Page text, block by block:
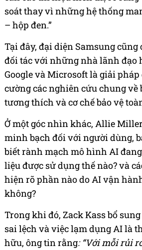
soát thay vì những hệ thống
– hộp đen.”
Tại đây, đại diện Samsung cũng
đối tác với những nhà lãnh đạo
Google và Microsoft là giải
cường các nghiên cứu chung về
tương thích và cơ chế bảo vệ
Ở một góc nhìn khác, Allie
minh bạch đối với người dùng,
biết rành mạch mô hình AI
liệu được sử dụng thế nào? và
hiện rõ phần nào do AI vận
không?
Trong khi đó, Zack Kass bổ
sai lệch và việc lạm dụng AI là
hữu, ông tin rằng: “Với mỗi rủi